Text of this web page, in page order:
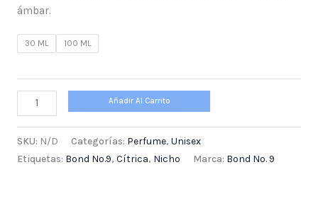
ámbar.
30 ML 100 ML
Añadir Al Carrito
SKU: N/D Categorías: Perfume, Unisex
Etiquetas: Bond No.9, Cítrica, Nicho Marca: Bond No. 9